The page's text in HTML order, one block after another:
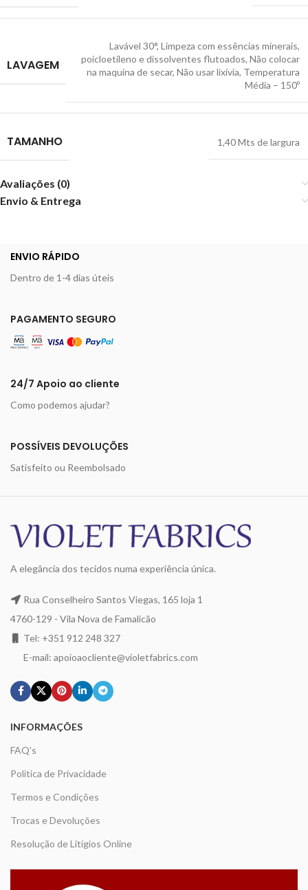
LAVAGEM
Lavável 30°, Limpeza com essências minerais,
poicloetileno e dissolventes flutoados, Não colocar
na maquina de secar, Não usar lixívia, Temperatura
Média – 150º
TAMANHO 1,40 Mts de largura
Avaliações (0)
Envio & Entrega
ENVIO RÁPIDO
Dentro de 1-4 dias úteis
PAGAMENTO SEGURO
24/7 Apoio ao cliente
Como podemos ajudar?
POSSÍVEIS DEVOLUÇÕES
Satisfeito ou Reembolsado
A elegância dos tecidos numa experiência única.
Rua Conselheiro Santos Viegas, 165 loja 1
4760-129 - Vila Nova de Famalicão
Tel: +351 912 248 327
E-mail: apoioaocliente@violetfabrics.com
INFORMAÇÕES
FAQ's
Politica de Privacidade
Termos e Condições
Trocas e Devoluções
Resolução de Litígios Online